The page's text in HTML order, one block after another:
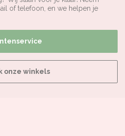
of telefoon, en we helpen je
onze winkels